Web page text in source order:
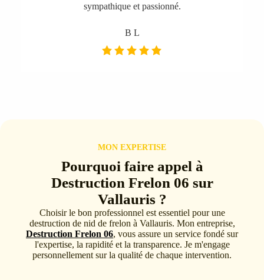
sympathique et passionné.
B L
MON EXPERTISE
Pourquoi faire appel à
Destruction Frelon 06 sur
Vallauris ?
Choisir le bon professionnel est essentiel pour une
destruction de nid de frelon à Vallauris. Mon entreprise,
Destruction Frelon 06, vous assure un service fondé sur
l'expertise, la rapidité et la transparence. Je m'engage
personnellement sur la qualité de chaque intervention.